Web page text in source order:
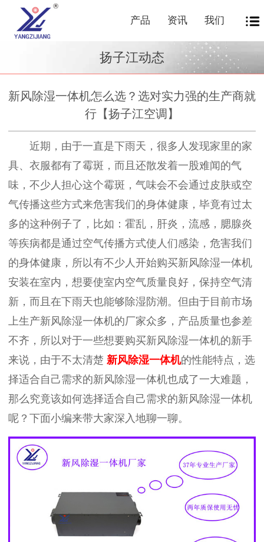
产品 资讯 我们
扬子江动态
新风除湿一体机怎么选？选对实力强的生产商就
行【扬子江空调】
近期，由于一直是下雨天，很多人发现家里的家
具、衣服都有了霉斑，而且还散发着一股难闻的气
味，不少人担心这个霉斑，气味会不会通过皮肤或空
气传播这些方式来危害我们的身体健康，毕竟有过太
多的这种例子了，比如：霍乱，肝炎，流感，腮腺炎
等疾病都是通过空气传播方式使人们感染，危害我们
的身体健康，所以有不少人开始购买新风除湿一体机
安装在室内，想要使室内空气质量良好，保持空气清
新，而且在下雨天也能够除湿防潮。但由于目前市场
上生产新风除湿一体机的厂家众多，产品质量也参差
不齐，所以对于一些想要购买新风除湿一体机的新手
来说，由于不太清楚 新风除湿一体机的性能特点，选
择适合自己需求的新风除湿一体机也成了一大难题，
那么究竟该如何选择适合自己需求的新风除湿一体机
呢？下面小编来带大家深入地聊一聊。